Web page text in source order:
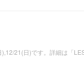
21(日)です。詳細は「